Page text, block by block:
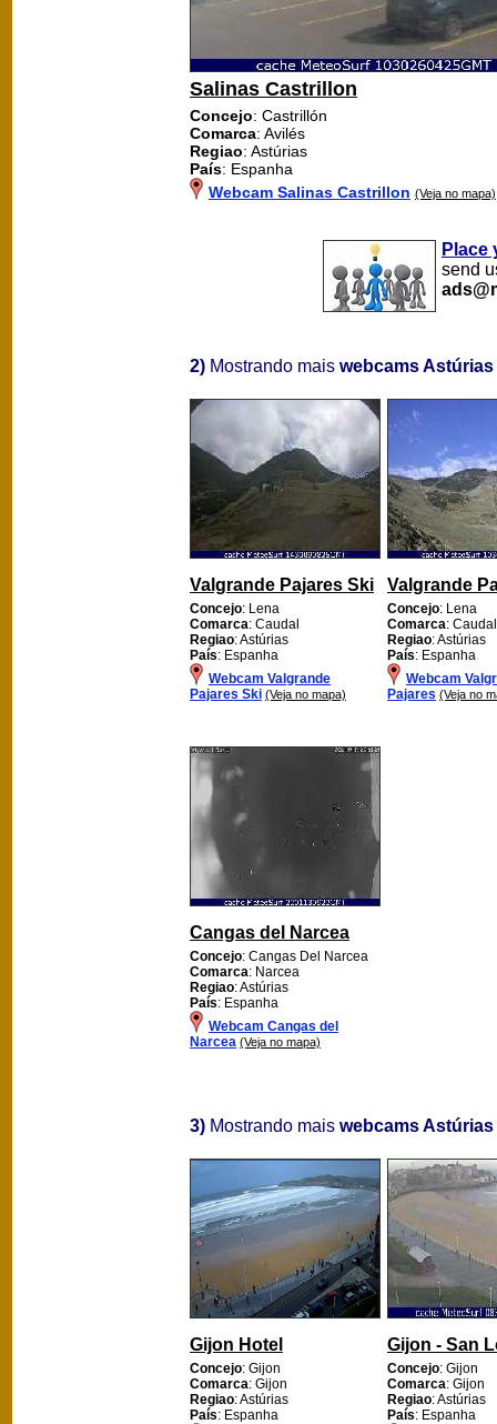
Salinas Castrillon
Concejo: Castrillón
Comarca: Avilés
Regiao: Astúrias
País: Espanha
Webcam Salinas Castrillon (Veja no mapa)
Place
send
2) Mostrando mais webcams Astúrias
Valgrande Pajares Ski
Concejo: Lena
Comarca: Caudal
Regiao: Astúrias
País: Espanha
Webcam Valgrande
Pajares Ski (Veja no mapa)
Valgrande
Concejo: Lena
Comarca: Caudal
Regiao: Astúrias
País: Espanha
Webcam
Pajares (Veja no
Cangas del Narcea
Concejo: Cangas Del Narcea
Comarca: Narcea
Regiao: Astúrias
País: Espanha
Webcam Cangas del
Narcea (Veja no mapa)
3) Mostrando mais webcams Astúrias
Gijon Hotel
Concejo: Gijon
Comarca: Gijon
Regiao: Astúrias
País: Espanha
Gijon - San
Concejo: Gijon
Comarca: Gijon
Regiao: Astúrias
País: Espanha